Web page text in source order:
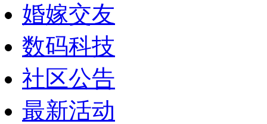
婚嫁交友
数码科技
社区公告
最新活动